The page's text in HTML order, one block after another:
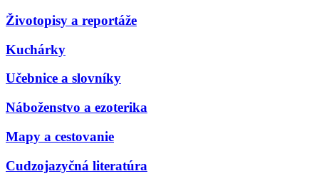
Životopisy a reportáže
Kuchárky
Učebnice a slovníky
Náboženstvo a ezoterika
Mapy a cestovanie
Cudzojazyčná literatúra